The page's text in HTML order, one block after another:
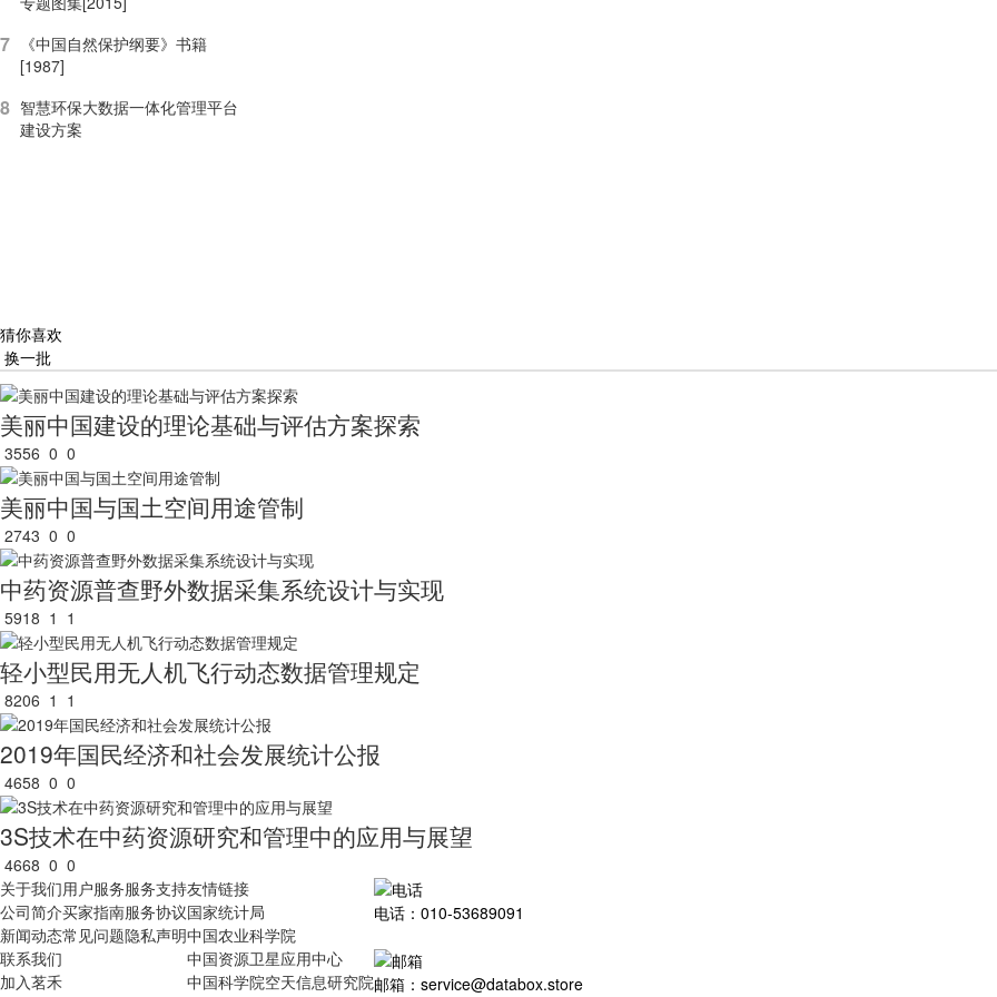
7
《中国自然保护纲要》书籍
[1987]
8 智慧环保大数据一体化管理平台
建设方案
猜你喜欢
换一批
美丽中国建设的理论基础与评估方案探索
3556 0 0
美丽中国与国土空间用途管制
2743 0 0
中药资源普查野外数据采集系统设计与实现
5918 1 1
轻小型民用无人机飞行动态数据管理规定
8206 1 1
2019年国民经济和社会发展统计公报
4658 0 0
3S技术在中药资源研究和管理中的应用与展望
4668 0 0
关于我们
公司简介
新闻动态
联系我们
加入茗禾
用户服务
买家指南
常见问题
服务支持
服务协议
隐私声明
友情链接
国家统计局
中国农业科学院
中国资源卫星应用中心
中国科学院空天信息研究院
电话：010-53689091
邮箱：service@databox.store